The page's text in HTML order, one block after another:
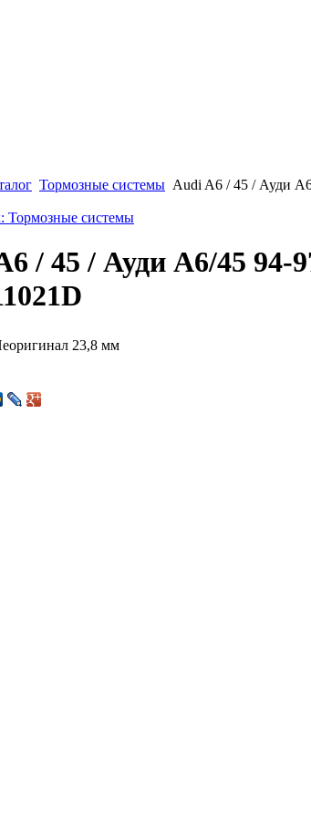
Тормозные системы Audi A6 / 45 / Ауди
Тормозные системы
/ 45 / Ауди А6/45 94-
23,8 мм